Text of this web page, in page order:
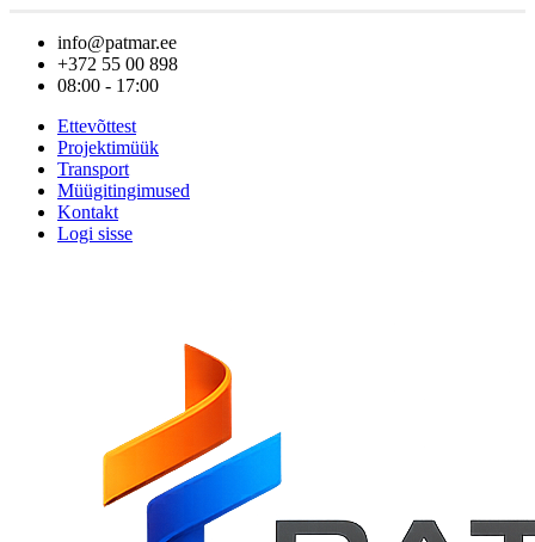
info@patmar.ee
+372 55 00 898
08:00 - 17:00
Ettevõttest
Projektimüük
Transport
Müügitingimused
Kontakt
Logi sisse